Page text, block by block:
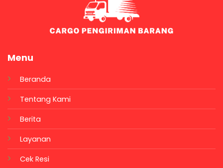
Menu
Beranda
Tentang Kami
Berita
Layanan
Cek Resi